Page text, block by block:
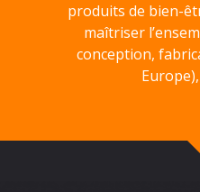
produits de bien-
maîtriser
conception,